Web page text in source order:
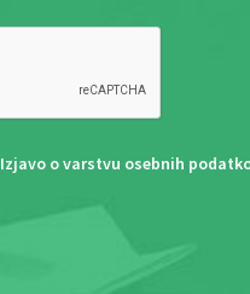
Izjavo o varstvu osebnih